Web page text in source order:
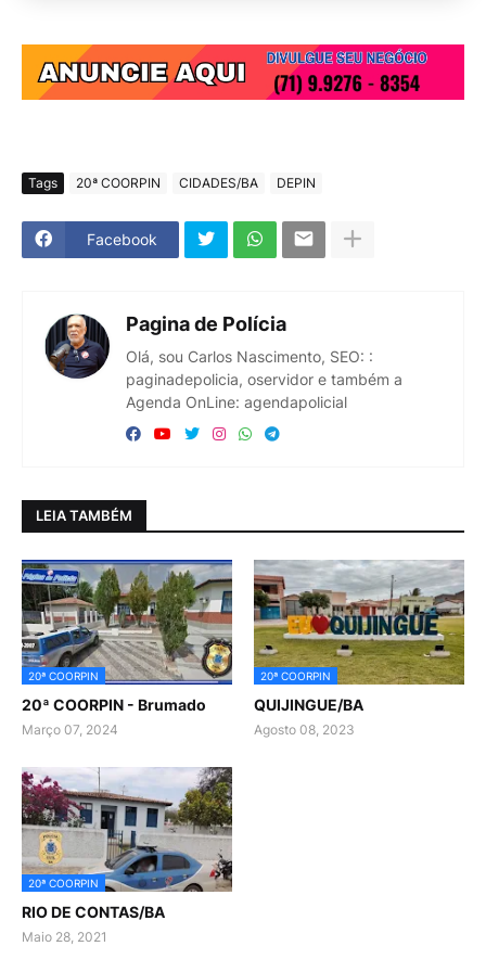
Tags 20ª COORPIN CIDADES/BA DEPIN
Facebook
Pagina de Polícia
Olá, sou Carlos Nascimento, SEO: :
paginadepolicia, oservidor e também a
Agenda OnLine: agendapolicial
LEIA TAMBÉM
20ª COORPIN
20ª COORPIN - Brumado
Março 07, 2024
20ª COORPIN
QUIJINGUE/BA
Agosto 08, 2023
20ª COORPIN
RIO DE CONTAS/BA
Maio 28, 2021